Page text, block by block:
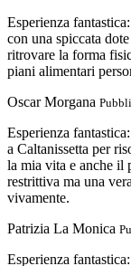
Esperienza fantastica:
con una spiccata
ritrovare la forma
piani alimentari
Oscar Morgana
Esperienza fantastica:
a Caltanissetta per
la mia vita e anche il
restrittiva ma una
vivamente.
Patrizia La Monica
Esperienza fantastica: